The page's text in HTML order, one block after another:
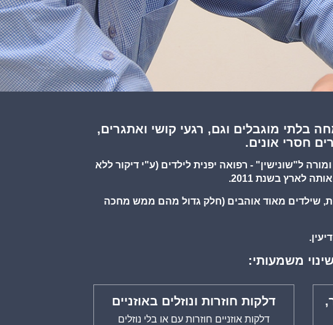
מוגבלים וגם, רגעי קושי ואתגרים,
חסרי אונים.
שמי ערן לשם, מומחה לטיפול בתינוקות וילדים ברפואה סינית-יפנית - מטפל משנת 2001, ומורה ל"שונישין" - רפואה יפנית לילדים (ע"י דיקור ללא
שילדים מאוד אוהבים (חלק גדול מהם ממש מחכה
משמעותי:
דלקות חוזרות ונוזלים באוזניים
דלקות אוזניים חוזרות עם או בלי נוזלים